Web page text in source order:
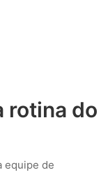
rotina do
equipe de